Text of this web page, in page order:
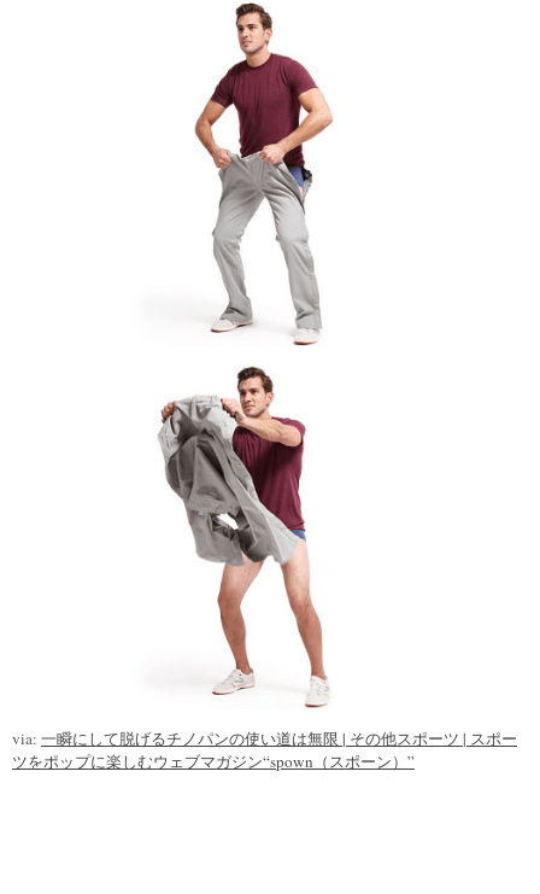
via: 一瞬にして脱げるチノパンの使い道は無限 | その他スポーツ | スポー
ツをポップに楽しむウェブマガジン“spown（スポーン）”